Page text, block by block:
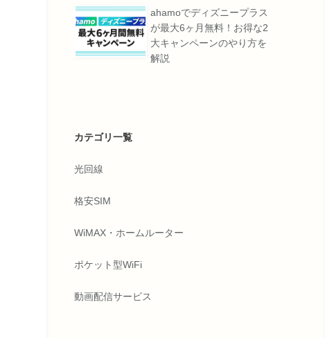
ahamoでディズニープラス
が最大6ヶ月無料！お得な2
大キャンペーンのやり方を
解説
カテゴリ一覧
光回線
格安SIM
WiMAX・ホームルーター
ポケット型WiFi
動画配信サービス